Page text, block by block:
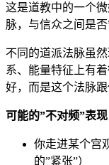
这是道教中的一个
脉，与信众之间是否
不同的道派法脉虽
系、能量特征上有
好，而是这个法脉跟
可能的”不对频”表现
你走进某个宫
的”紧张”）